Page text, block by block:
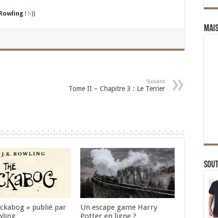
! :-))
Suivant
Tome II – Chapitre 3 : Le Terrier
» publié par
Un escape game Harry
Potter en ligne ?